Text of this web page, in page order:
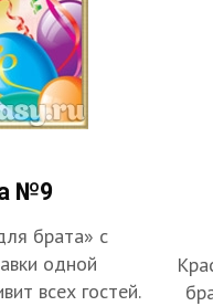
№9
брата» с
одной
всех гостей.